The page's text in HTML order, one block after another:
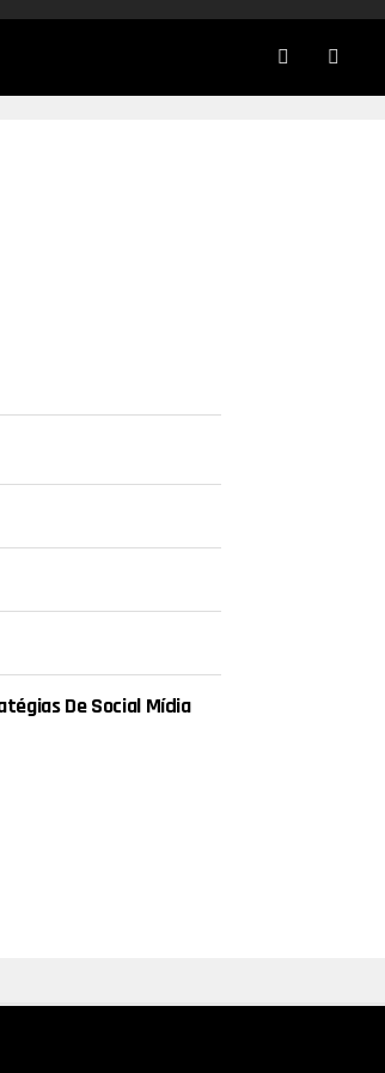
De Social Mídia